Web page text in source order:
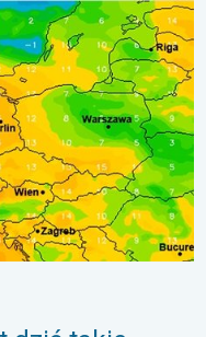
Efekt punktu